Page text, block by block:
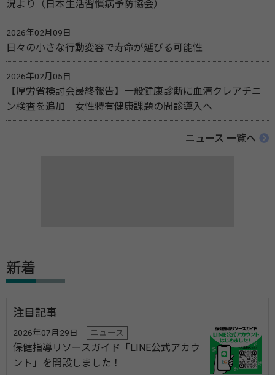
況より（日本生活習慣病予防協会）
2026年02月09日
日々の小さな行動変容で寿命が延びる可能性
2026年02月05日
【厚労省検討会最終報告】一般健康診断に血清クレアチニ
ン検査を追加 女性特有健康課題の問診導入へ
ニュース 一覧へ
新着
注目記事
2026年07月29日 ニュース
保健指導リソースガイド「LINE公式アカウ
ント」を開設しました！